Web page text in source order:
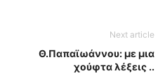
Next article
Θ.Παπαϊωάννου: με μια
χούφτα λέξεις ..